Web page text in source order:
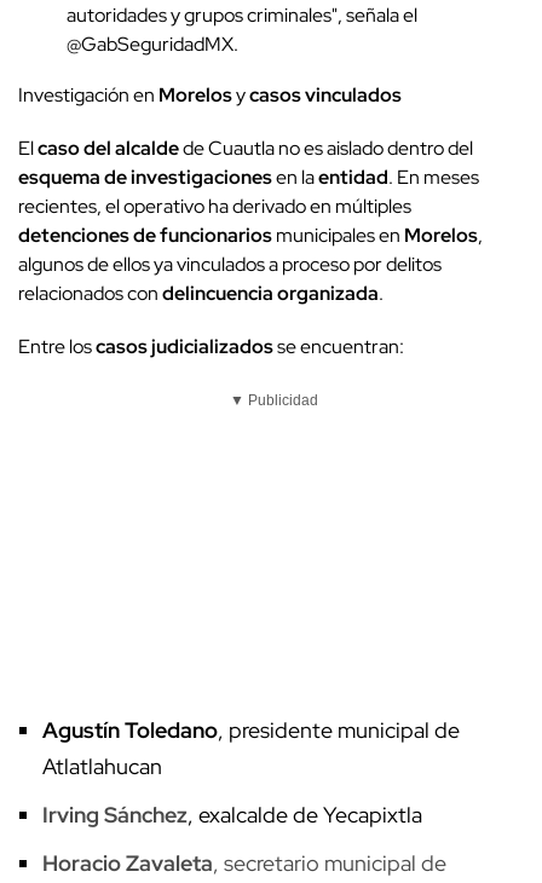
autoridades y grupos criminales", señala el
@GabSeguridadMX.
Investigación en Morelosycasos vinculados
Elcaso del alcaldede Cuautla no es aislado dentro del
esquema de investigacionesen laentidad. En meses
recientes, el operativo ha derivado en múltiples
detenciones de funcionariosmunicipales en Morelos,
algunos de ellos ya vinculados a proceso por delitos
relacionados condelincuencia organizada.
Entre loscasos judicializadosse encuentran:
▼ Publicidad
Agustín Toledano, presidente municipal de
Atlatlahucan
Irving Sánchez, exalcalde de Yecapixtla
Horacio Zavaleta, secretario municipal de